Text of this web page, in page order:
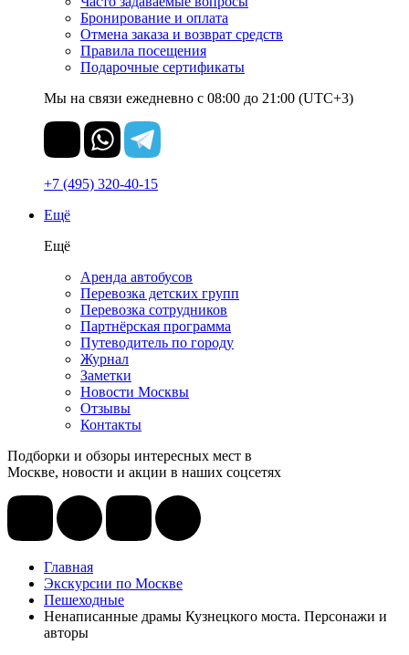
Бронирование и оплата
Отмена заказа и возврат средств
Правила посещения
Подарочные сертификаты
Мы на связи ежедневно с 08:00 до 21:00 (UTC+3)
+7 (495) 320-40-15
Ещё
Ещё
Аренда автобусов
Перевозка детских групп
Перевозка сотрудников
Партнёрская программа
Путеводитель по городу
Журнал
Заметки
Новости Москвы
Отзывы
Контакты
Подборки и обзоры интересных мест в
Москве, новости и акции в наших соцсетях
Главная
Экскурсии по Москве
Пешеходные
Ненаписанные драмы Кузнецкого моста. Персонажи и
авторы